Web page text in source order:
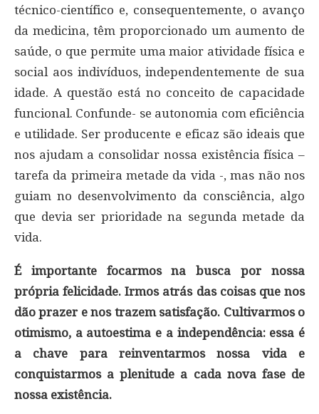
técnico-científico e, consequentemente, o avanço
da medicina, têm proporcionado um aumento de
saúde, o que permite uma maior atividade física e
social aos indivíduos, independentemente de sua
idade. A questão está no conceito de capacidade
funcional. Confunde- se autonomia com eficiência
e utilidade. Ser producente e eficaz são ideais que
nos ajudam a consolidar nossa existência física –
tarefa da primeira metade da vida -, mas não nos
guiam no desenvolvimento da consciência, algo
que devia ser prioridade na segunda metade da
vida.
É importante focarmos na busca por nossa
própria felicidade. Irmos atrás das coisas que nos
dão prazer e nos trazem satisfação. Cultivarmos o
otimismo, a autoestima e a independência: essa é
a chave para reinventarmos nossa vida e
conquistarmos a plenitude a cada nova fase de
nossa existência.